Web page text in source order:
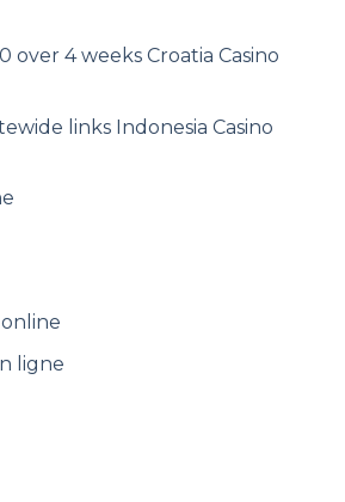
over 4 weeks Croatia Casino
links Indonesia Casino
ligne